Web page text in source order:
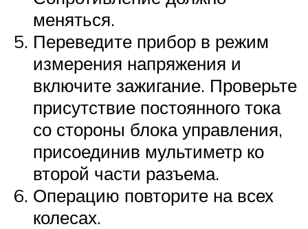
меняться.
Переведите прибор в режим
измерения напряжения и
включите зажигание. Проверьте
присутствие постоянного тока
со стороны блока управления,
присоединив мультиметр ко
второй части разъема.
Операцию повторите на всех
колесах.